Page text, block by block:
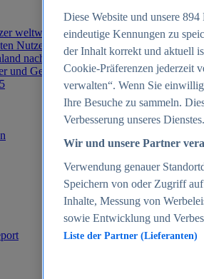
weltweit 2012-2025
Nutzern weltweit 2025
nach Generationen 2025
und Geschlecht in Deutschland 2025
Diese Website und unsere 894
eindeutige Kennungen zu
der Inhalt korrekt und aktuell
Cookie-Präferenzen jederzeit
verwalten“. Wenn Sie
Ihre Besuche zu sammeln.
Verbesserung unseres Dienstes.
Wir und unsere Partner
Verwendung genauer
Speichern von oder Zugriff
Inhalte, Messung von
sowie Entwicklung und
Liste der Partner (Lieferanten)